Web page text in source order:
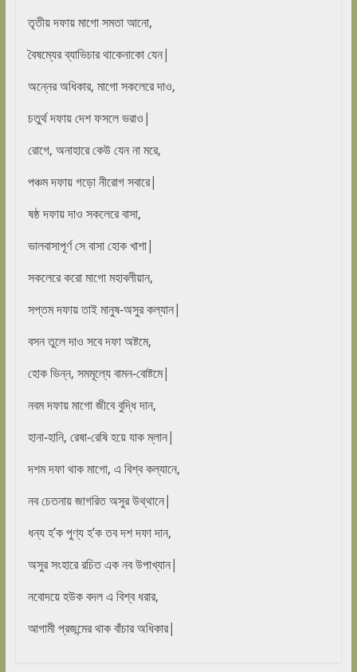
তৃতীয় দফায় মাগো সমতা আনো,
বৈষম্যের ব্যাভিচার থাকেনাকো যেন|
অন্নের অধিকার, মাগো সকলেরে দাও,
চতুর্থ দফায় দেশ ফসলে ভরাও|
রোগে, অনাহারে কেউ যেন না মরে,
পঞ্চম দফায় গড়ো নীরোগ সবারে|
ষষ্ঠ দফায় দাও সকলেরে বাসা,
ভালবাসাপূর্ণ সে বাসা হোক খাশা|
সকলেরে করো মাগো মহাবলীয়ান,
সপ্তম দফায় তাই মানুষ-অসুর কল্যান|
বসন তুলে দাও সবে দফা অষ্টমে,
হোক ভিন্ন, সমমূল্যে বামন-বোষ্টমে|
নবম দফায় মাগো জীবে বুদ্ধি দান,
হানা-হানি, রেষা-রেষি হয়ে যাক ম্লান|
দশম দফা থাক মাগো, এ বিশ্ব কল্যানে,
নব চেতনায় জাগরিত অসুর উথ্থানে|
ধন্য হ’ক পুণ্য হ’ক তব দশ দফা দান,
অসুর সংহারে রচিত এক নব উপাখ্যান|
নবোদয়ে হউক বদল এ বিশ্ব ধরার,
আগামী প্রজন্মের থাক বাঁচার অধিকার|